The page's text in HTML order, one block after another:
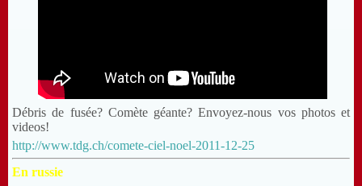
Débris de fusée? Comète géante? Envoyez-nous vos photos et
videos!
http://www.tdg.ch/comete-ciel-noel-2011-12-25
En russie